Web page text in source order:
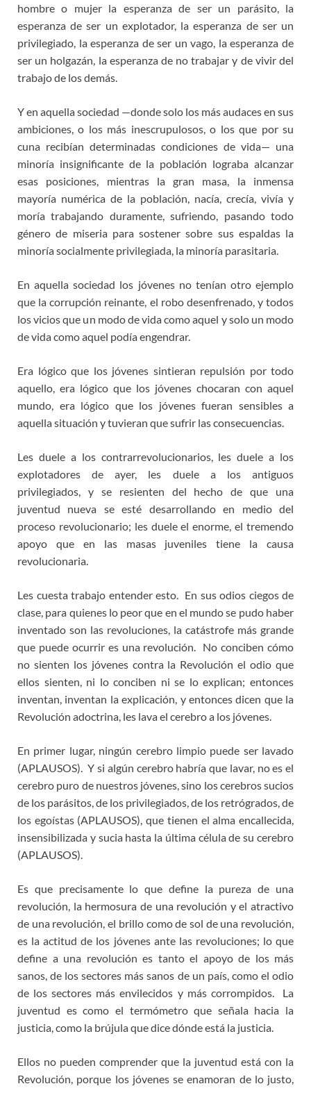
hombre o mujer la esperanza de ser un parásito, la
esperanza de ser un explotador, la esperanza de ser un
privilegiado, la esperanza de ser un vago, la esperanza de
ser un holgazán, la esperanza de no trabajar y de vivir del
trabajo de los demás.
Y en aquella sociedad —donde solo los más audaces en sus
ambiciones, o los más inescrupulosos, o los que por su
cuna recibían determinadas condiciones de vida— una
minoría insignificante de la población lograba alcanzar
esas posiciones, mientras la gran masa, la inmensa
mayoría numérica de la población, nacía, crecía, vivía y
moría trabajando duramente, sufriendo, pasando todo
género de miseria para sostener sobre sus espaldas la
minoría socialmente privilegiada, la minoría parasitaria.
En aquella sociedad los jóvenes no tenían otro ejemplo
que la corrupción reinante, el robo desenfrenado, y todos
los vicios que un modo de vida como aquel y solo un modo
de vida como aquel podía engendrar.
Era lógico que los jóvenes sintieran repulsión por todo
aquello, era lógico que los jóvenes chocaran con aquel
mundo, era lógico que los jóvenes fueran sensibles a
aquella situación y tuvieran que sufrir las consecuencias.
Les duele a los contrarrevolucionarios, les duele a los
explotadores de ayer, les duele a los antiguos
privilegiados, y se resienten del hecho de que una
juventud nueva se esté desarrollando en medio del
proceso revolucionario; les duele el enorme, el tremendo
apoyo que en las masas juveniles tiene la causa
revolucionaria.
Les cuesta trabajo entender esto. En sus odios ciegos de
clase, para quienes lo peor que en el mundo se pudo haber
inventado son las revoluciones, la catástrofe más grande
que puede ocurrir es una revolución. No conciben cómo
no sienten los jóvenes contra la Revolución el odio que
ellos sienten, ni lo conciben ni se lo explican; entonces
inventan, inventan la explicación, y entonces dicen que la
Revolución adoctrina, les lava el cerebro a los jóvenes.
En primer lugar, ningún cerebro limpio puede ser lavado
(APLAUSOS). Y si algún cerebro habría que lavar, no es el
cerebro puro de nuestros jóvenes, sino los cerebros sucios
de los parásitos, de los privilegiados, de los retrógrados, de
los egoístas (APLAUSOS), que tienen el alma encallecida,
insensibilizada y sucia hasta la última célula de su cerebro
(APLAUSOS).
Es que precisamente lo que define la pureza de una
revolución, la hermosura de una revolución y el atractivo
de una revolución, el brillo como de sol de una revolución,
es la actitud de los jóvenes ante las revoluciones; lo que
define a una revolución es tanto el apoyo de los más
sanos, de los sectores más sanos de un país, como el odio
de los sectores más envilecidos y más corrompidos. La
juventud es como el termómetro que señala hacia la
justicia, como la brújula que dice dónde está la justicia.
Ellos no pueden comprender que la juventud está con la
Revolución, porque los jóvenes se enamoran de lo justo,